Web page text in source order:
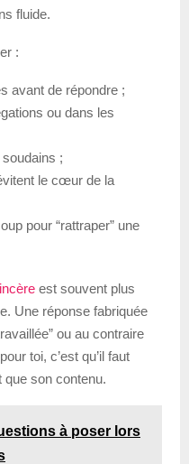
fluide.
:
avant de répondre ;
ou dans les
;
le cœur de la
pour “rattraper” une
est souvent plus
Une réponse fabriquée
ou au contraire
toi, c’est qu’il faut
que son contenu.
à poser lors